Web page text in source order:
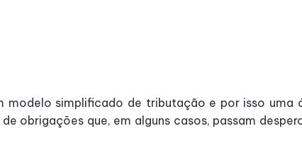
modelo simplificado de tributação e por isso
obrigações que, em alguns casos, passam